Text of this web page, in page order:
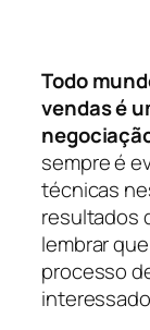
Todo
vendas é
sempre é
técnicas
resultados
lembrar
processo